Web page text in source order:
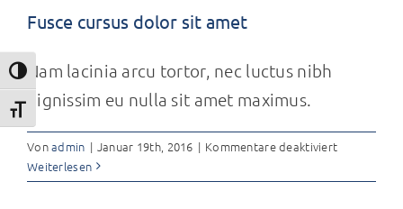
Umschalten auf hohe Kontraste
Schrift vergrößern
Fusce cursus dolor sit amet
Nam lacinia arcu tortor, nec luctus nibh
dignissim eu nulla sit amet maximus.
Vonadmin | Januar 19th, 2016 | Kommentare deaktiviertfür
cursus
Weiterlesen